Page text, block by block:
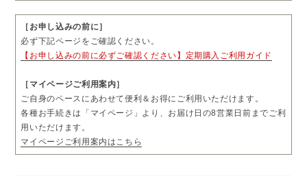
は3回分、隔月コースは2回分のお届け完了後、「マイページ」より
お手続きいただけます。
・ご購入前に「ご利用にあたって」も必ずご一読ください。
［お申し込みの前に］
必ず下記ページをご確認ください。
【お申し込みの前に必ずご確認ください】定期購入ご利用ガイド
［マイページご利用案内］
ご自身のペースにあわせて便利＆お得にご利用いただけます。
各種お手続きは「マイページ」より、お届け日の8営業日前までご利
用いただけます。
マイページご利用案内はこちら